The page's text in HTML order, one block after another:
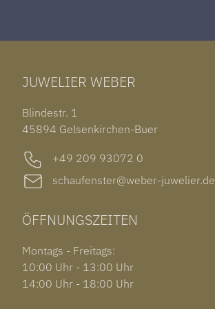
IWC PORTUGIESER
ARMSCHMUCK
OHRSCHMUCK
OUT OF COLLECTION
TAG HEUER CARRERA
ROLEX SUBMARINER DATE
GARMIN VENU 3S
JUWELIER WEBER
Blindestr. 1
45894 Gelsenkirchen-Buer
+49 209 93072 0
schaufenster@weber-juwelier.de
ÖFFNUNGSZEITEN
Montags - Freitags:
10:00 Uhr - 13:00 Uhr
14:00 Uhr - 18:00 Uhr